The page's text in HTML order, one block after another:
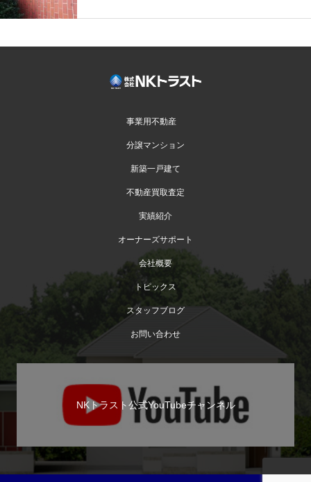
事業用不動産
分譲マンション
新築一戸建て
不動産買取査定
実績紹介
オーナーズサポート
会社概要
トピックス
スタッフブログ
お問い合わせ
NKトラスト公式YouTubeチャンネル